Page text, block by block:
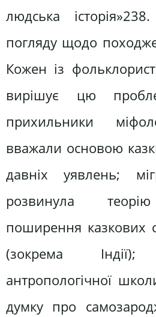
людська
погляду щодо
Кожен із
вирішує цю
прихильники
вважали основою
давніх уявлень;
розвинула
поширення казкових
(зокрема Індії);
антропологічної
думку про